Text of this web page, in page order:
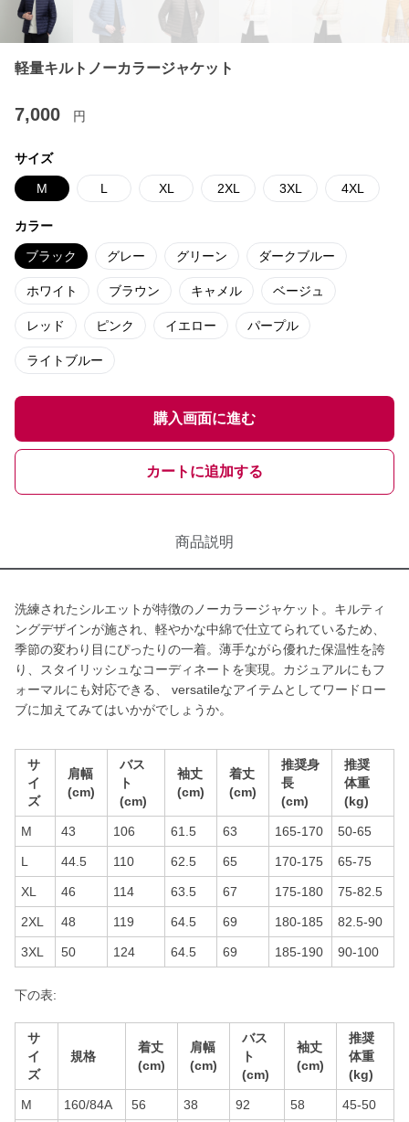
軽量キルトノーカラージャケット
7,000 円
サイズ
M L XL 2XL 3XL 4XL
カラー
ブラック グレー グリーン ダークブルー
ホワイト ブラウン キャメル ベージュ
レッド ピンク イエロー パープル
ライトブルー
購入画面に進む
カートに追加する
商品説明
洗練されたシルエットが特徴のノーカラージャケット。キルティ
ングデザインが施され、軽やかな中綿で仕立てられているため、
季節の変わり目にぴったりの一着。薄手ながら優れた保温性を誇
り、スタイリッシュなコーディネートを実現。カジュアルにもフ
ォーマルにも対応できる、 versatileなアイテムとしてワードロー
ブに加えてみてはいかがでしょうか。
サ
イ
ズ
肩幅
(cm)
バス
ト
(cm)
袖丈
(cm)
着丈
(cm)
推奨身
長
(cm)
推奨
体重
(kg)
M 43 106 61.5 63 165-170 50-65
L 44.5 110 62.5 65 170-175 65-75
XL 46 114 63.5 67 175-180 75-82.5
2XL 48 119 64.5 69 180-185 82.5-90
3XL 50 124 64.5 69 185-190 90-100
下の表:
サ
イ
ズ
規格
着丈
(cm)
肩幅
(cm)
バス
ト
(cm)
袖丈
(cm)
推奨
体重
(kg)
M 160/84A 56 38 92 58 45-50